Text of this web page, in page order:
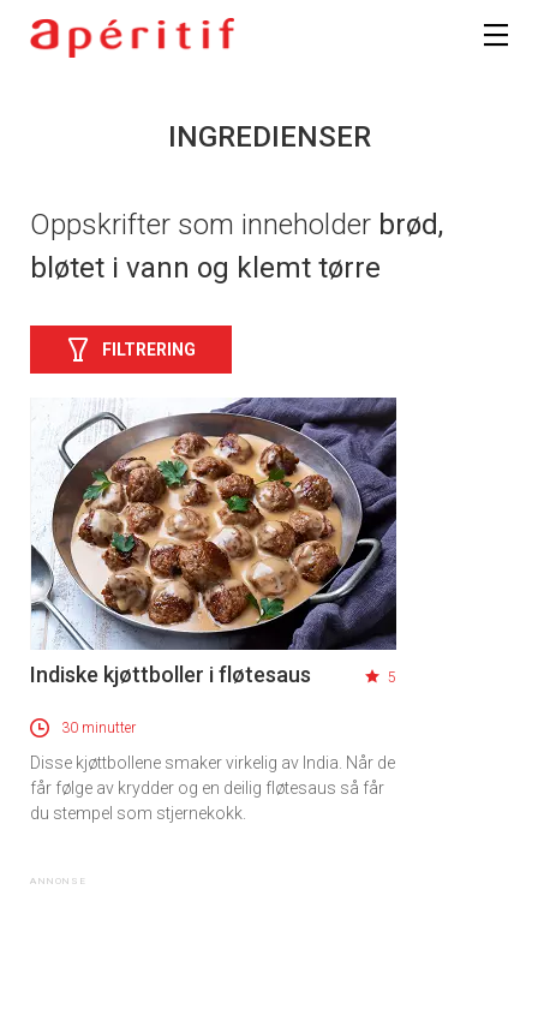
INGREDIENSER
Oppskrifter som inneholder brød,
bløtet i vann og klemt tørre
FILTRERING
Indiske kjøttboller i fløtesaus 5
30 minutter
Disse kjøttbollene smaker virkelig av India. Når de
får følge av krydder og en deilig fløtesaus så får
du stempel som stjernekokk.